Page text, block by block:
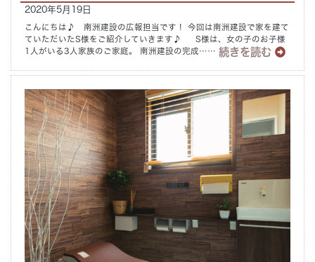
2020年5月19日
こんにちは♪ 南洲建設の広報担当です！ 今回は南洲建設で家を建て
ていただいたS様をご紹介していきます♪ S様は、女の子のお子様
1人がいる3人家族のご家庭。 南洲建設の完成…… 続きを読む